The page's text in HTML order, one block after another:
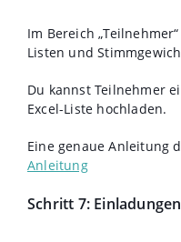
Im Bereich
Listen und
Du kannst Teilnehmer
Excel-Liste hochladen.
Eine genaue Anleitung
Anleitung
Schritt 7: